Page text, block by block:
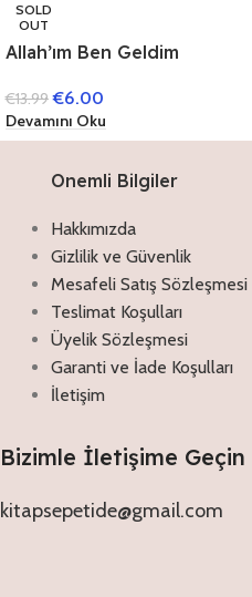
SOLD
OUT
Allah’ım Ben Geldim
€13.99 €6.00
Devamını Oku
Onemli Bilgiler
Hakkımızda
Gizlilik ve Güvenlik
Mesafeli Satış Sözleşmesi
Teslimat Koşulları
Üyelik Sözleşmesi
Garanti ve İade Koşulları
İletişim
Bizimle İletişime Geçin
kitapsepetide@gmail.com